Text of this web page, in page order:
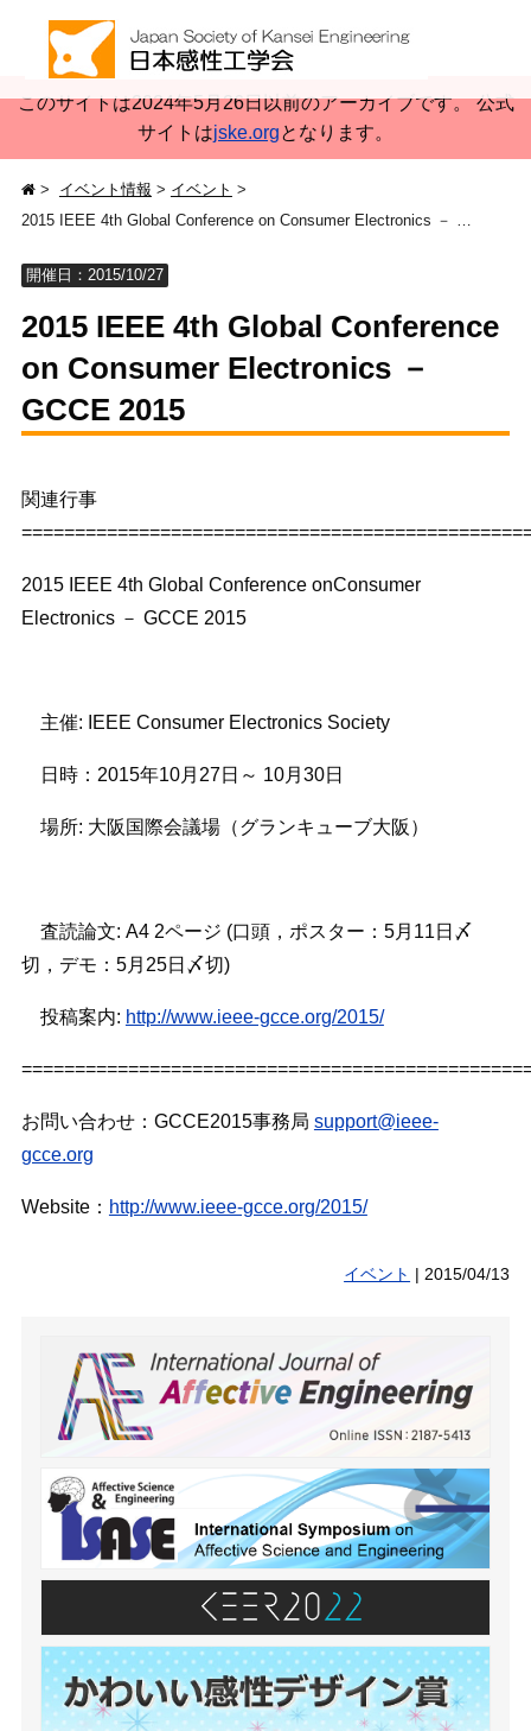
このサイトは2024年5月26日以前のアーカイブです。 公式
サイトはjske.orgとなります。
イベント情報
イベント
2015 IEEE 4th Global Conference on Consumer Electronics － GCCE 2015
開催日：2015/10/27
2015 IEEE 4th Global Conference
on Consumer Electronics －
GCCE 2015
関連行事
2015 IEEE 4th Global Conference onConsumer
Electronics － GCCE 2015
主催: IEEE Consumer Electronics Society
日時： 2015年10月 27日～ 10月 30日
場所: 大阪国際会議場（グランキューブ大阪）
査読論文: A4 2ページ (口頭，ポスター： 5月 11 日〆
切，デモ： 5月 25日〆切)
投稿案内: http://www.ieee-gcce.org/2015/
お問い合わせ： GCCE2015事務局 support@ieee-
gcce.org
Website： http://www.ieee-gcce.org/2015/
イベント |2015/04/13